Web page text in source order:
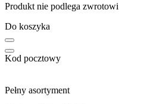
Produkt nie podlega zwrotowi
Do koszyka
Kod pocztowy
Pełny asortyment